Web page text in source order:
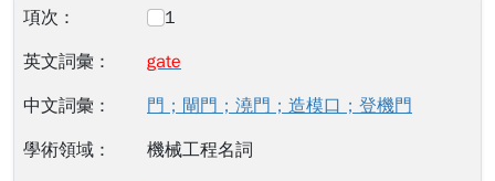
1
gate
門；閘門；澆門；造模口；登機門
機械工程名詞